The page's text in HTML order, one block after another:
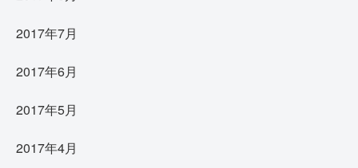
2017年7月
2017年6月
2017年5月
2017年4月